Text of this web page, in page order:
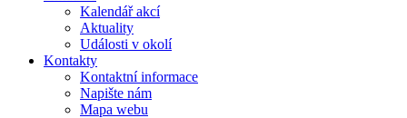
Kalendář akcí
Aktuality
Události v okolí
Kontakty
Kontaktní informace
Napište nám
Mapa webu